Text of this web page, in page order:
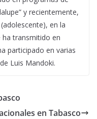
y recientemente,
en la
ha transmitido en
participado en varias
Luis Mandoki.
en Tabasco